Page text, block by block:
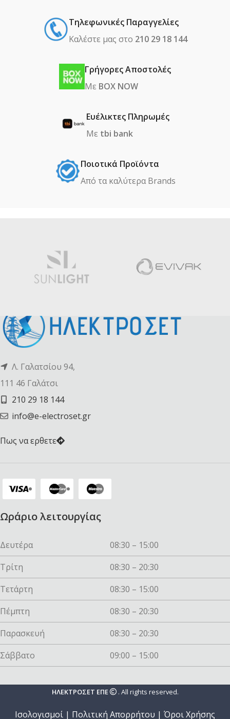
Τηλεφωνικές Παραγγελίες
Καλέστε μας στο 210 29 18 144
Γρήγορες Αποστολές
Με BOX NOW
Ευέλικτες Πληρωμές
Με tbi bank
Ποιοτικά Προϊόντα
Από τα καλύτερα Βrands
Λ. Γαλατσίου 94,
111 46 Γαλάτσι
210 29 18 144
info@e-electroset.gr
Πως να ερθετε
Ωράριο λειτουργίας
Δευτέρα
08:30 – 15:00
Τρίτη
08:30 – 20:30
Τετάρτη
08:30 – 15:00
Πέμπτη
08:30 – 20:30
Παρασκευή
08:30 – 20:30
Σάββατο
09:00 – 15:00
ΗΛΕΚΤΡΟΣΕΤ ΕΠΕ . All rights reserved.
Ισολογισμοί | Πολιτική Απορρήτου | Όροι Χρήσης